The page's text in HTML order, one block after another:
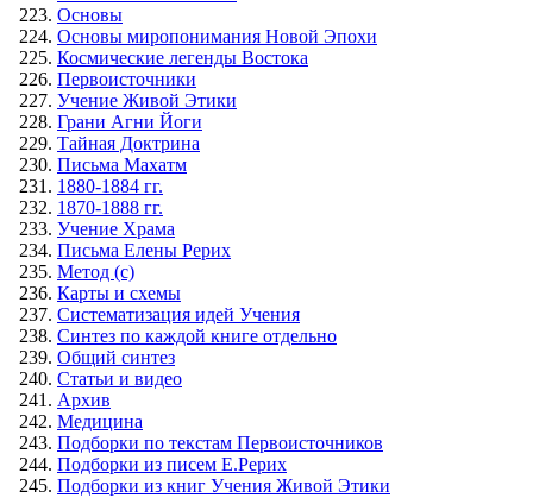
Основы
Основы миропонимания Новой Эпохи
Космические легенды Востока
Первоисточники
Учение Живой Этики
Грани Агни Йоги
Тайная Доктрина
Письма Махатм
1880-1884 гг.
1870-1888 гг.
Учение Храма
Письма Елены Рерих
Метод (с)
Карты и схемы
Систематизация идей Учения
Синтез по каждой книге отдельно
Общий синтез
Статьи и видео
Архив
Медицина
Подборки по текстам Первоисточников
Подборки из писем Е.Рерих
Подборки из книг Учения Живой Этики